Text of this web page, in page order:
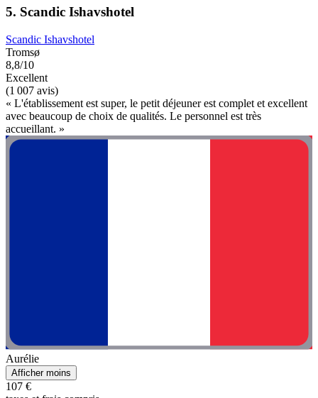
5. Scandic Ishavshotel
Scandic Ishavshotel
Tromsø
8,8/10
Excellent
(1 007 avis)
« L'établissement est super, le petit déjeuner est complet et excellent
avec beaucoup de choix de qualités. Le personnel est très
accueillant. »
Aurélie
Afficher moins
107 €